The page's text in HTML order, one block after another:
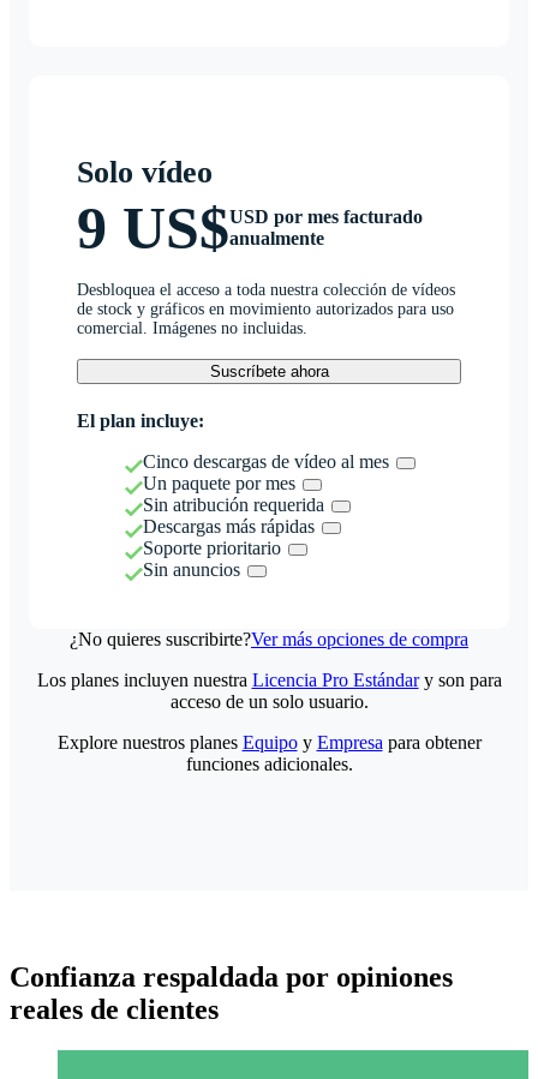
Solo vídeo
9 US$USD por mes facturado
anualmente
Desbloquea el acceso a toda nuestra colección de vídeos
de stock y gráficos en movimiento autorizados para uso
comercial. Imágenes no incluidas.
Suscríbete ahora
El plan incluye:
Cinco descargas de vídeo al mes
Un paquete por mes
Sin atribución requerida
Descargas más rápidas
Soporte prioritario
Sin anuncios
¿No quieres suscribirte?Ver más opciones de compra
Los planes incluyen nuestra Licencia Pro Estándary son para
acceso de un solo usuario.
Explore nuestros planes Equipoy Empresa para obtener
funciones adicionales.
Confianza respaldada por opiniones
reales de clientes